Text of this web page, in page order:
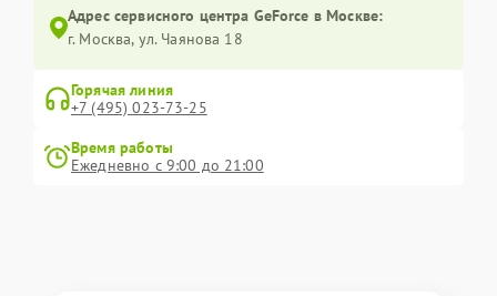
Адрес сервисного центра GeForce в Москве:
г. Москва, ул. Чаянова 18
Горячая линия
+7 (495) 023-73-25
Время работы
Ежедневно с 9:00 до 21:00